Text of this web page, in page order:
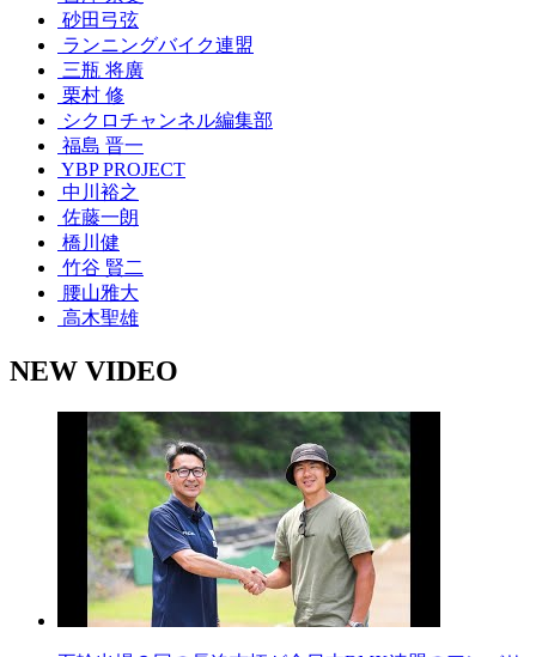
砂田弓弦
ランニングバイク連盟
三瓶 将廣
栗村 修
シクロチャンネル編集部
福島 晋一
YBP PROJECT
中川裕之
佐藤一朗
橋川健
竹谷 賢二
腰山雅大
高木聖雄
NEW VIDEO